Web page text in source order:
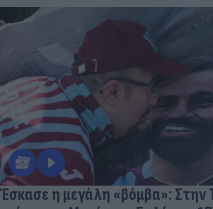
Έσκασε η μεγάλη «βόμβα»: Στην